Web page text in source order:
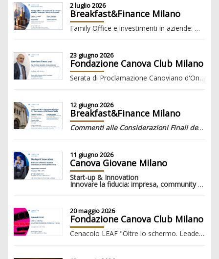
2 luglio 2026
Breakfast&Finance Milano
Family Office e investimenti in aziende: modelli, strategie e criteri decisionali
23 giugno 2026
Fondazione Canova Club Milano
Serata di Proclamazione Canoviano d'Onore 2026 Stefano Donnarumma
12 giugno 2026
Breakfast&Finance Milano
Commenti alle Considerazioni Finali del Governatore della Banca d'Italia
11 giugno 2026
Canova Giovane Milano
Start-up & Innovation
Innovare la fiducia: impresa, community e nuove generazioni
20 maggio 2026
Fondazione Canova Club Milano
Cenacolo LEAF "Oltre lo schermo. Leadership femminile e futuro del cinema"